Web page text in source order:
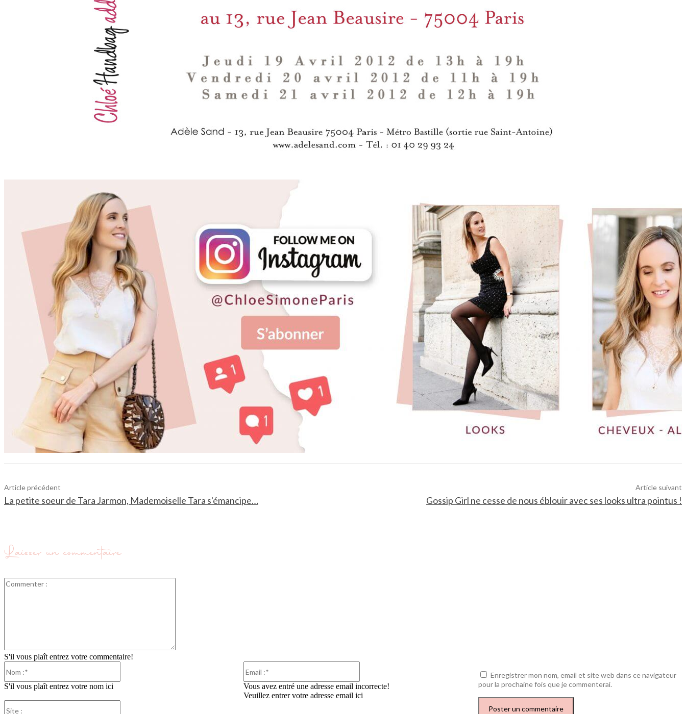
Article précédent
La petite soeur de Tara Jarmon, Mademoiselle Tara s'émancipe…
Article suivant
Gossip Girl ne cesse de nous éblouir avec ses looks ultra pointus !
Laisser un commentaire
S'il vous plaît entrez votre commentaire!
S'il vous plaît entrez votre nom ici
Vous avez entré une adresse email incorrecte!
Veuillez entrer votre adresse email ici
Enregistrer mon nom, email et site web dans ce navigateur
pour la prochaine fois que je commenterai.